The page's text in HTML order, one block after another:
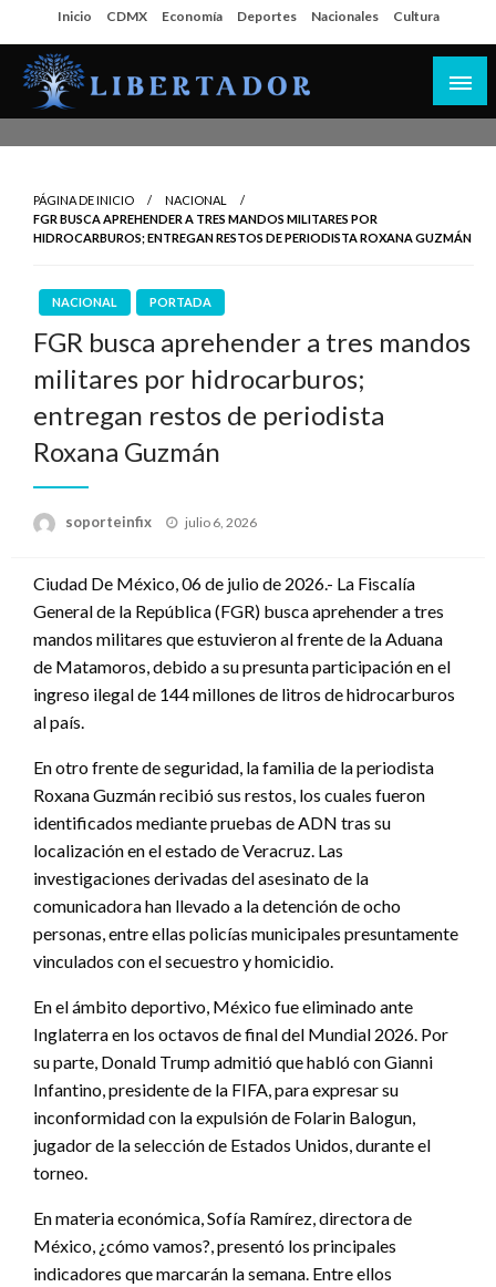
al
contenido
Inicio CDMX Economía Deportes Nacionales Cultura
PÁGINA DE INICIO
NACIONAL
FGR BUSCA APREHENDER A TRES MANDOS MILITARES POR
HIDROCARBUROS; ENTREGAN RESTOS DE PERIODISTA ROXANA GUZMÁN
NACIONAL PORTADA
FGR busca aprehender a tres mandos
militares por hidrocarburos;
entregan restos de periodista
Roxana Guzmán
soporteinfix
Publicado
julio 6, 2026
Ciudad De México, 06 de julio de 2026.- La Fiscalía
General de la República (FGR) busca aprehender a tres
mandos militares que estuvieron al frente de la Aduana
de Matamoros, debido a su presunta participación en el
ingreso ilegal de 144 millones de litros de hidrocarburos
al país.
En otro frente de seguridad, la familia de la periodista
Roxana Guzmán recibió sus restos, los cuales fueron
identificados mediante pruebas de ADN tras su
localización en el estado de Veracruz. Las
investigaciones derivadas del asesinato de la
comunicadora han llevado a la detención de ocho
personas, entre ellas policías municipales presuntamente
vinculados con el secuestro y homicidio.
En el ámbito deportivo, México fue eliminado ante
Inglaterra en los octavos de final del Mundial 2026. Por
su parte, Donald Trump admitió que habló con Gianni
Infantino, presidente de la FIFA, para expresar su
inconformidad con la expulsión de Folarin Balogun,
jugador de la selección de Estados Unidos, durante el
torneo.
En materia económica, Sofía Ramírez, directora de
México, ¿cómo vamos?, presentó los principales
indicadores que marcarán la semana. Entre ellos